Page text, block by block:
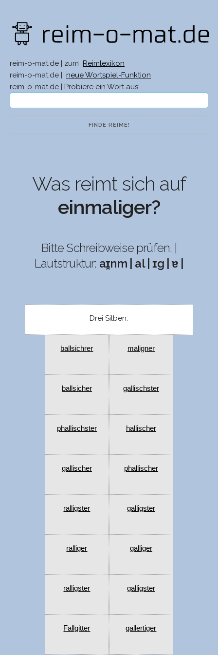
reim-o-mat.de | zum
Reimlexikon
reim-o-mat.de |
neue Wortspiel-Funktion
reim-o-mat.de | Probiere ein Wort aus:
Was reimt sich auf
einmaliger?
Bitte Schreibweise prüfen. |
Lautstruktur: aɪ̯nm | al | ɪg | ɐ |
Drei Silben:
ballsichrer maligner
ballsicher gallischster
phallischster hallischer
gallischer phallischer
ralligster galligster
ralliger galliger
ralligster galligster
Fallgitter gallertiger